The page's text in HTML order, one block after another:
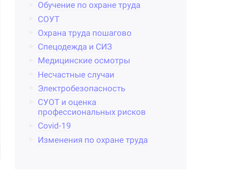
Обучение по охране труда
СОУТ
Охрана труда пошагово
Спецодежда и СИЗ
Медицинские осмотры
Несчастные случаи
Электробезопасность
СУОТ и оценка
профессиональных рисков
Covid-19
Изменения по охране труда